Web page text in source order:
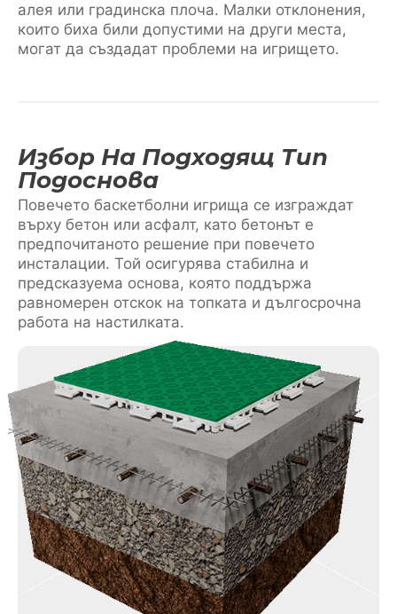
алея или градинска плоча. Малки отклонения,
които биха били допустими на други места,
могат да създадат проблеми на игрището.
Избор На Подходящ Тип
Подоснова
Повечето баскетболни игрища се изграждат
върху бетон или асфалт, като бетонът е
предпочитаното решение при повечето
инсталации. Той осигурява стабилна и
предсказуема основа, която поддържа
равномерен отскок на топката и дългосрочна
работа на настилката.